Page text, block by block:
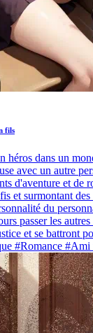
fils
héros dans un
avec un autre
d'aventure et de
et surmontant
du
passer les
et se battront
#Romance